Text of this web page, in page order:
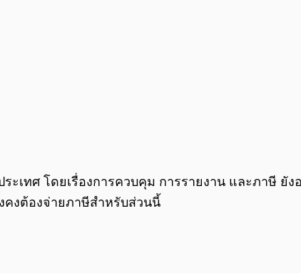
ระเทศ โดยเรื่องการควบคุม การรายงาน และภาษี ยั
คงต้องจ่ายภาษีสำหรับส่วนนี้